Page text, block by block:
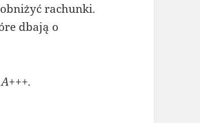
rachunki.
dbają o